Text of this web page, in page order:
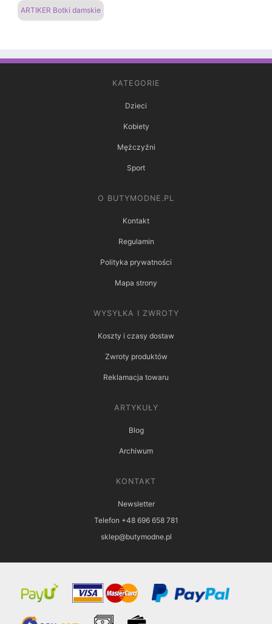
ARTIKER Botki damskie
KATEGORIE
Dzieci
Kobiety
Mężczyźni
Sport
O BUTYMODNE.PL
Kontakt
Regulamin
Polityka prywatności
Mapa strony
WYSYŁKA I ZWROTY
Koszty i czasy dostaw
Zwroty produktów
Reklamacja towaru
ARTYKUŁY
Blog
Archiwum
KONTAKT
Newsletter
Telefon +48 696 658 781
sklep@butymodne.pl